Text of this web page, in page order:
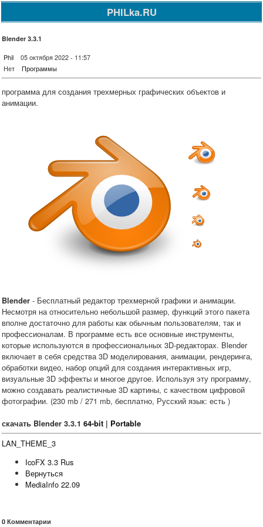
PHILka.RU
Blender 3.3.1
Phil
05 октября 2022 - 11:57
Нет
Программы
программа для создания трехмерных графических объектов и
анимации.
Blender - Бесплатный редактор трехмерной графики и анимации.
Несмотря на относительно небольшой размер, функций этого пакета
вполне достаточно для работы как обычным пользователям, так и
профессионалам. В программе есть все основные инструменты,
которые используются в профессиональных 3D-редакторах. Blender
включает в себя средства 3D моделирования, анимации, рендеринга,
обработки видео, набор опций для создания интерактивных игр,
визуальные 3D эффекты и многое другое. Используя эту программу,
можно создавать реалистичные 3D картины, с качеством цифровой
фотографии. (230 mb / 271 mb, бесплатно, Русский язык: есть )
скачать Blender 3.3.1 64-bit | Portable
LAN_THEME_3
IcoFX 3.3 Rus
Вернуться
MediaInfo 22.09
0 Комментарии